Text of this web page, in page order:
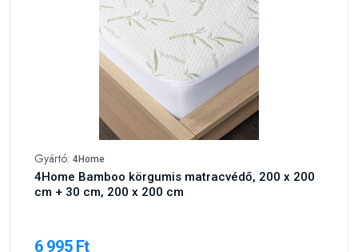
Gyártó: 4Home
4Home Bamboo körgumis matracvédő, 200 x 200
cm + 30 cm, 200 x 200 cm
6 995 Ft